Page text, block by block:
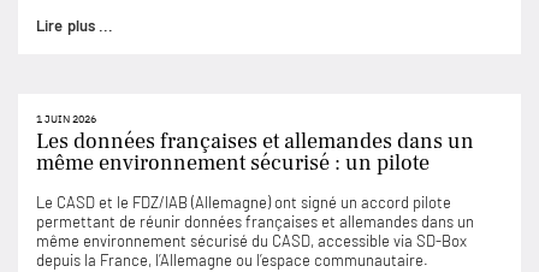
Lire plus ...
1 JUIN 2026
Les données françaises et allemandes dans un
même environnement sécurisé : un pilote
Le CASD et le FDZ/IAB (Allemagne) ont signé un accord pilote
permettant de réunir données françaises et allemandes dans un
même environnement sécurisé du CASD, accessible via SD-Box
depuis la France, l’Allemagne ou l’espace communautaire.